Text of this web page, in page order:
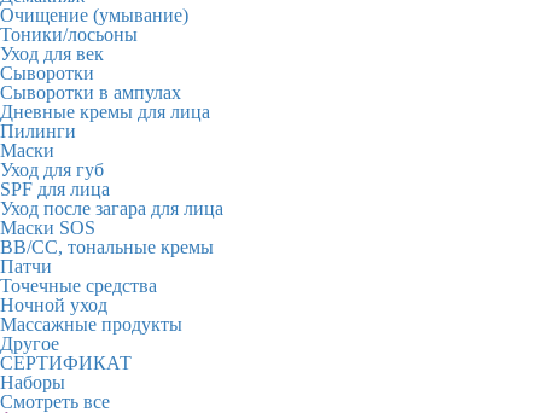
Очищение (умывание)
Тоники/лосьоны
Уход для век
Сыворотки
Сыворотки в ампулах
Дневные кремы для лица
Пилинги
Маски
Уход для губ
SPF для лица
Уход после загара для лица
Маски SOS
BB/CC, тональные кремы
Патчи
Точечные средства
Ночной уход
Массажные продукты
Другое
СЕРТИФИКАТ
Наборы
Смотреть все